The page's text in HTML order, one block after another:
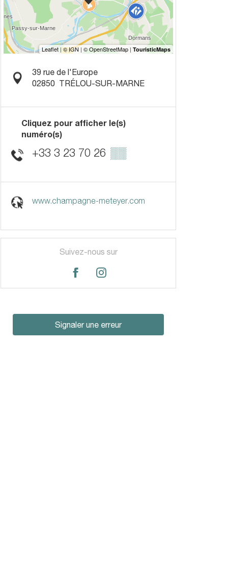
39 rue de l'Europe
02850 TRÉLOU-SUR-MARNE
Cliquez pour afficher le(s)
numéro(s)
+33 3 23 70 26 ▒▒
www.champagne-meteyer.com
Suivez-nous sur
Signaler une erreur